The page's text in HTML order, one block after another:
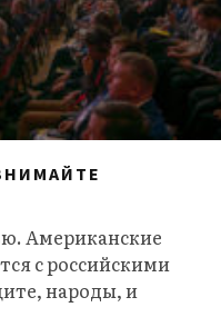
Американские
с российскими
народы, и